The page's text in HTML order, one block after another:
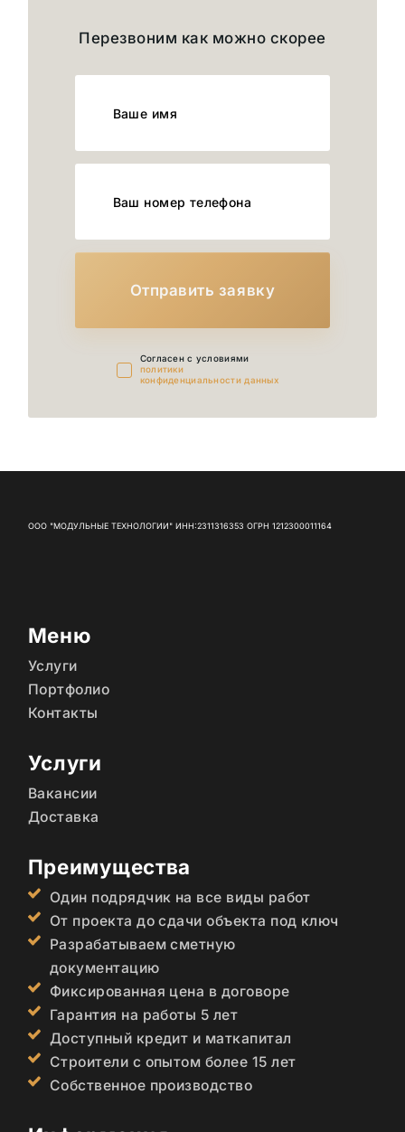
Перезвоним как можно скорее
Отправить заявку
Cогласен с условиями
политики
конфиденциальности данных
ООО "МОДУЛЬНЫЕ ТЕХНОЛОГИИ" ИНН:2311316353 ОГРН 1212300011164
Меню
Услуги
Портфолио
Контакты
Услуги
Вакансии
Доставка
Преимущества
Один подрядчик на все виды работ
От проекта до сдачи объекта под ключ
Разрабатываем сметную
документацию
Фиксированная цена в договоре
Гарантия на работы 5 лет
Доступный кредит и маткапитал
Строители с опытом более 15 лет
Собственное производство